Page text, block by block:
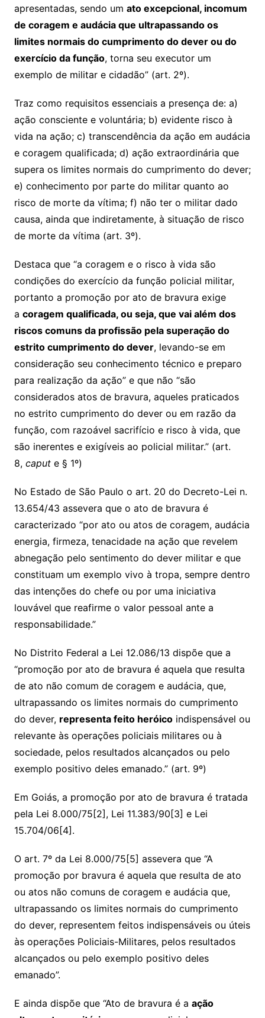
apresentadas, sendo um ato excepcional, incomum
de coragem e audácia que ultrapassando os
limites normais do cumprimento do dever ou do
exercício da função, torna seu executor um
exemplo de militar e cidadão” (art. 2º).
Traz como requisitos essenciais a presença de: a)
ação consciente e voluntária; b) evidente risco à
vida na ação; c) transcendência da ação em audácia
e coragem qualificada; d) ação extraordinária que
supera os limites normais do cumprimento do dever;
e) conhecimento por parte do militar quanto ao
risco de morte da vítima; f) não ter o militar dado
causa, ainda que indiretamente, à situação de risco
de morte da vítima (art. 3º).
Destaca que “a coragem e o risco à vida são
condições do exercício da função policial militar,
portanto a promoção por ato de bravura exige
a coragem qualificada, ou seja, que vai além dos
riscos comuns da profissão pela superação do
estrito cumprimento do dever, levando-se em
consideração seu conhecimento técnico e preparo
para realização da ação” e que não “são
considerados atos de bravura, aqueles praticados
no estrito cumprimento do dever ou em razão da
função, com razoável sacrifício e risco à vida, que
são inerentes e exigíveis ao policial militar.” (art.
8, capute § 1º)
No Estado de São Paulo o art. 20 do Decreto-Lei n.
13.654/43 assevera que o ato de bravura é
caracterizado “por ato ou atos de coragem, audácia
energia, firmeza, tenacidade na ação que revelem
abnegação pelo sentimento do dever militar e que
constituam um exemplo vivo à tropa, sempre dentro
das intenções do chefe ou por uma iniciativa
louvável que reafirme o valor pessoal ante a
responsabilidade.”
No Distrito Federal a Lei 12.086/13 dispõe que a
“promoção por ato de bravura é aquela que resulta
de ato não comum de coragem e audácia, que,
ultrapassando os limites normais do cumprimento
do dever, representa feito heróicoindispensável ou
relevante às operações policiais militares ou à
sociedade, pelos resultados alcançados ou pelo
exemplo positivo deles emanado.” (art. 9º)
Em Goiás, a promoção por ato de bravura é tratada
pela Lei 8.000/75[2], Lei 11.383/90[3] e Lei
15.704/06[4].
O art. 7º da Lei 8.000/75[5] assevera que “A
promoção por bravura é aquela que resulta de ato
ou atos não comuns de coragem e audácia que,
ultrapassando os limites normais do cumprimento
do dever, representem feitos indispensáveis ou úteis
às operações Policiais-Militares, pelos resultados
alcançados ou pelo exemplo positivo deles
emanado”.
E ainda dispõe que “Ato de bravura é a ação